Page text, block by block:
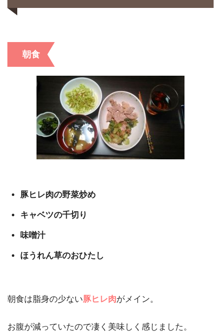
朝食
豚ヒレ肉の野菜炒め
キャベツの千切り
味噌汁
ほうれん草のおひたし
朝食は脂身の少ない豚ヒレ肉がメイン。
お腹が減っていたので凄く美味しく感じました。